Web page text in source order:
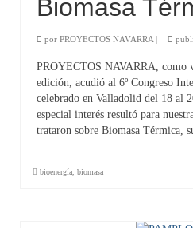
Biomasa
por PROYECTOS NAVARRA |
PROYECTOS NAVARRA, como
edición, acudió al 6º Congreso
celebrado en Valladolid del 18 al
especial interés resultó para
trataron sobre Biomasa Térmica,
bioenergía biomasa